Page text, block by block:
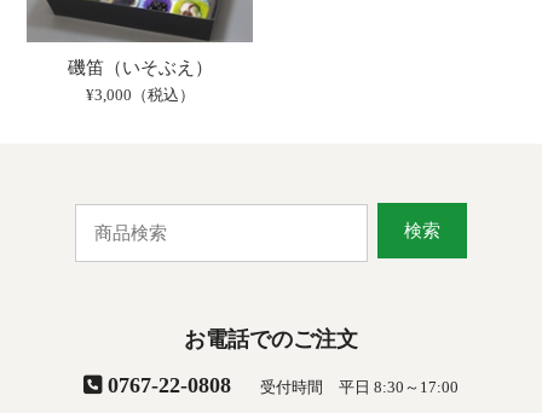
磯笛（いそぶえ）
¥3,000（税込）
検索
お電話でのご注文
0767-22-0808
受付時間 平日 8:30～17:00